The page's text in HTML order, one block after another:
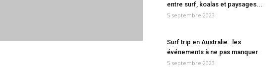
entre surf, koalas et paysages...
5 septembre 2023
Surf trip en Australie : les
événements à ne pas manquer
5 septembre 2023